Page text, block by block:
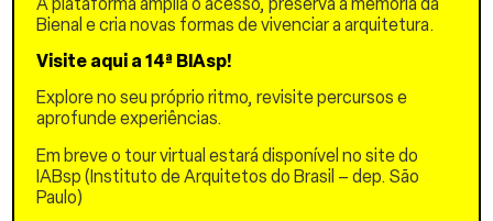
práticas locais e
resiliência
André Araújo Almeida
Retratos das enchentes,
2025
Laryssa Nunes dos Santos
A participação popular na
elaboração do Plano
Municipal de Redução de
Bienal e cria novas formas de vivenciar a arquitetura.
Visite aqui a 14ª BIAsp!
Explore no seu próprio ritmo, revisite percursos e
aprofunde experiências.
Em breve o tour virtual estará disponível no site do
IABsp (Instituto de Arquitetos do Brasil – dep. São
Paulo)